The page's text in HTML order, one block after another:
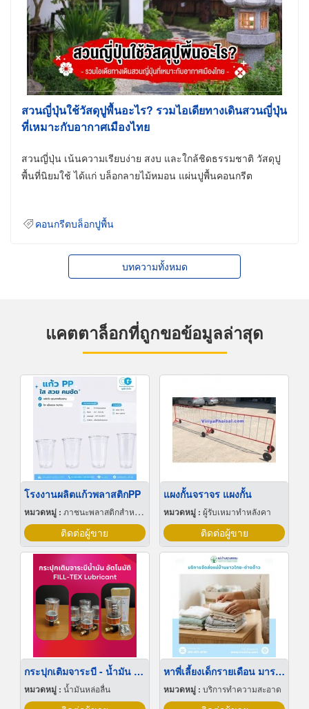
สวนญี่ปุ่นใช้วัสดุปูพื้นอะไร? รวมไอเดียทางเดินสวนญี่ปุ่น
ที่เหมาะกับอากาศเมืองไทย
สวนญี่ปุ่น เน้นความเรียบง่าย สงบ และใกล้ชิดธรรมชาติ วัสดุปู
พื้นที่นิยมใช้ ได้แก่ บล็อกลายไม้หมอน แผ่นปูพื้นคอนกรีต
คอนกรีตบล็อกปูพื้น
บทความทั้งหมด
แคตตาล็อกที่ถูกขอข้อมูลล่าสุด
โรงงานผลิตแก้วพลาสติกPP
หมวดหมู่ : ภาชนะพลาสติกสำหรับบรรจุ
ติดต่อผู้ขาย
แผงกั้นจราจร แผงกั้น
หมวดหมู่ : ผู้รับเหมาทำหลังคา
ติดต่อผู้ขาย
กระปุกเติมจาระบี - น้ำมัน อัตโนมัติ
หมวดหมู่ : น้ำมันหล่อลื่น
หาพี่เลี้ยงเด็กรายเดือน มารยาทดี
หมวดหมู่ : บริการทำความสะอาด